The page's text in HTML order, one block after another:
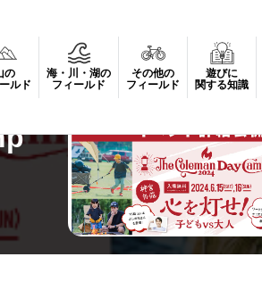
の
ルド
海・川・湖の
フィールド
その他の
フィールド
遊びに
関する知識